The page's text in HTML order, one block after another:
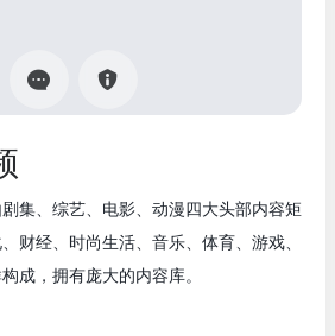
集、综艺、电影、动漫四大头部内容矩
财经、时尚生活、音乐、体育、游戏、
成，拥有庞大的内容库。